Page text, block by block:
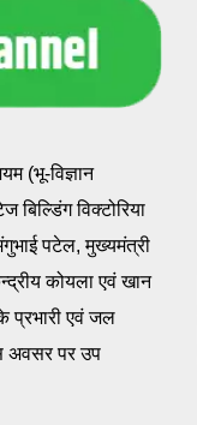
(भू-विज्ञान
बिल्डिंग विक्टोरिया
पटेल, मुख्यमंत्री
कोयला एवं खान
प्रभारी एवं जल
अवसर पर उप